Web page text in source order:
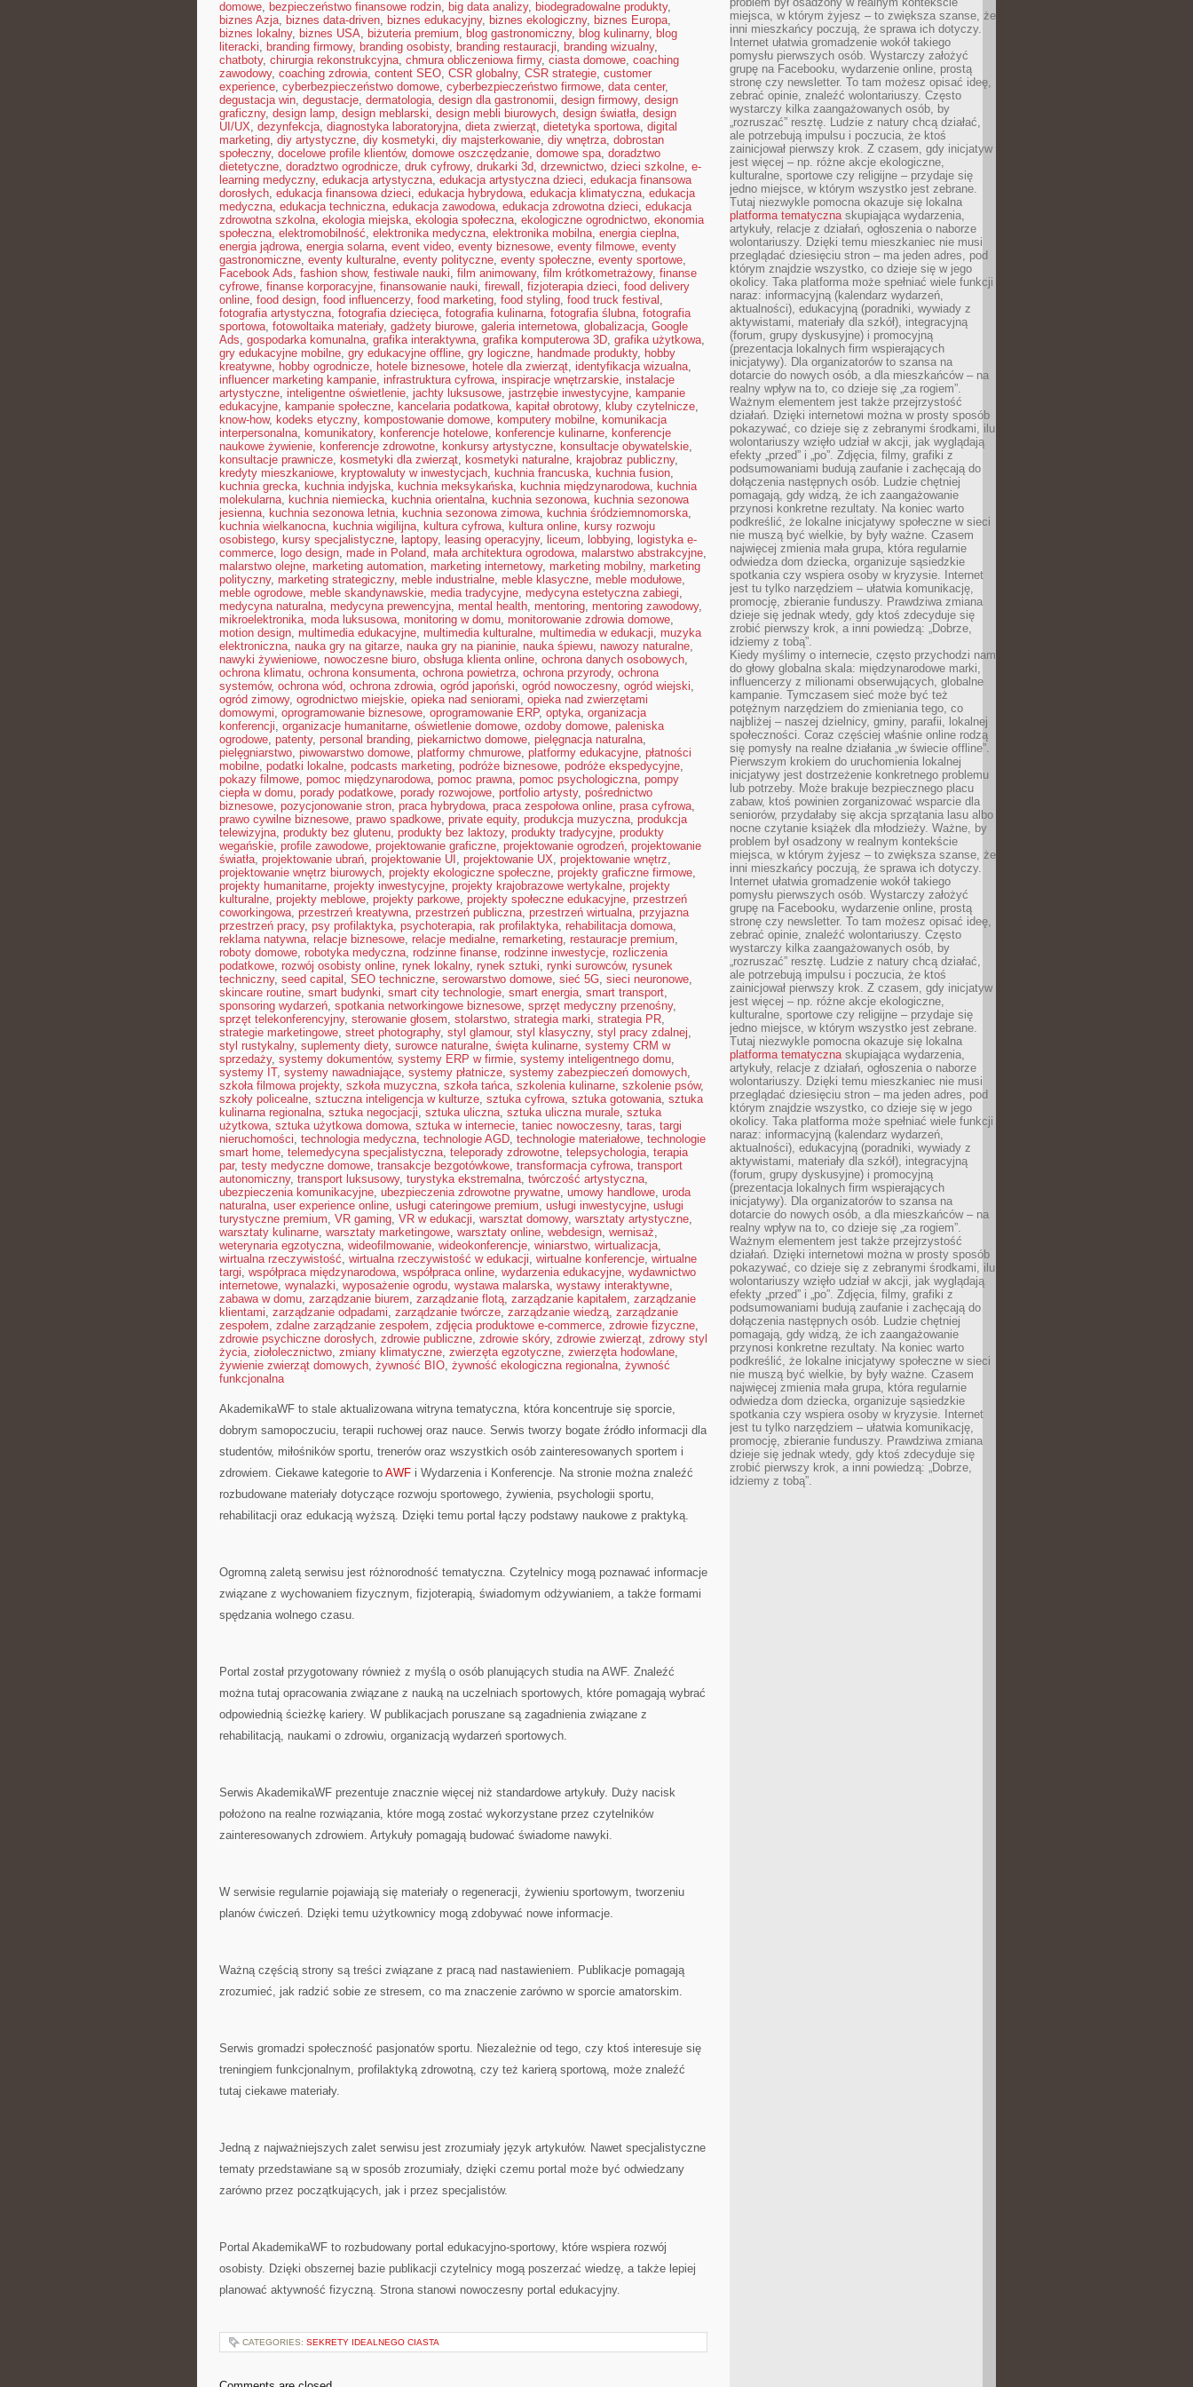
domowe, bezpieczeństwo finansowe rodzin, big data analizy, biodegradowalne produkty,
biznes Azja, biznes data-driven, biznes edukacyjny, biznes ekologiczny, biznes Europa,
biznes lokalny, biznes USA, biżuteria premium, blog gastronomiczny, blog kulinarny, blog
literacki, branding firmowy, branding osobisty, branding restauracji, branding wizualny,
chatboty, chirurgia rekonstrukcyjna, chmura obliczeniowa firmy, ciasta domowe, coaching
zawodowy, coaching zdrowia, content SEO, CSR globalny, CSR strategie, customer
experience, cyberbezpieczeństwo domowe, cyberbezpieczeństwo firmowe, data center,
degustacja win, degustacje, dermatologia, design dla gastronomii, design firmowy, design
graficzny, design lamp, design meblarski, design mebli biurowych, design światła, design
UI/UX, dezynfekcja, diagnostyka laboratoryjna, dieta zwierząt, dietetyka sportowa, digital
marketing, diy artystyczne, diy kosmetyki, diy majsterkowanie, diy wnętrza, dobrostan
społeczny, docelowe profile klientów, domowe oszczędzanie, domowe spa, doradztwo
dietetyczne, doradztwo ogrodnicze, druk cyfrowy, drukarki 3d, drzewnictwo, dzieci szkolne, e-
learning medyczny, edukacja artystyczna, edukacja artystyczna dzieci, edukacja finansowa
dorosłych, edukacja finansowa dzieci, edukacja hybrydowa, edukacja klimatyczna, edukacja
medyczna, edukacja techniczna, edukacja zawodowa, edukacja zdrowotna dzieci, edukacja
zdrowotna szkolna, ekologia miejska, ekologia społeczna, ekologiczne ogrodnictwo, ekonomia
społeczna, elektromobilność, elektronika medyczna, elektronika mobilna, energia cieplna,
energia jądrowa, energia solarna, event video, eventy biznesowe, eventy filmowe, eventy
gastronomiczne, eventy kulturalne, eventy polityczne, eventy społeczne, eventy sportowe,
Facebook Ads, fashion show, festiwale nauki, film animowany, film krótkometrażowy, finanse
cyfrowe, finanse korporacyjne, finansowanie nauki, firewall , fizjoterapia dzieci, food delivery
online, food design, food influencerzy, food marketing, food styling, food truck festival ,
fotografia artystyczna, fotografia dziecięca, fotografia kulinarna, fotografia ślubna, fotografia
sportowa, fotowoltaika materiały, gadżety biurowe, galeria internetowa, globalizacja, Google
Ads, gospodarka komunalna, grafika interaktywna, grafika komputerowa 3D, grafika użytkowa,
gry edukacyjne mobilne, gry edukacyjne offline, gry logiczne, handmade produkty, hobby
kreatywne, hobby ogrodnicze, hotele biznesowe, hotele dla zwierząt, identyfikacja wizualna,
influencer marketing kampanie, infrastruktura cyfrowa, inspiracje wnętrzarskie, instalacje
artystyczne, inteligentne oświetlenie, jachty luksusowe, jastrzębie inwestycyjne, kampanie
edukacyjne, kampanie społeczne, kancelaria podatkowa, kapitał obrotowy, kluby czytelnicze,
know-how, kodeks etyczny, kompostowanie domowe, komputery mobilne, komunikacja
interpersonalna, komunikatory, konferencje hotelowe, konferencje kulinarne, konferencje
naukowe żywienie, konferencje zdrowotne, konkursy artystyczne, konsultacje obywatelskie,
konsultacje prawnicze, kosmetyki dla zwierząt, kosmetyki naturalne, krajobraz publiczny,
kredyty mieszkaniowe, kryptowaluty w inwestycjach, kuchnia francuska, kuchnia fusion,
kuchnia grecka, kuchnia indyjska, kuchnia meksykańska, kuchnia międzynarodowa, kuchnia
molekularna, kuchnia niemiecka, kuchnia orientalna, kuchnia sezonowa, kuchnia sezonowa
jesienna, kuchnia sezonowa letnia, kuchnia sezonowa zimowa, kuchnia śródziemnomorska,
kuchnia wielkanocna, kuchnia wigilijna, kultura cyfrowa, kultura online, kursy rozwoju
osobistego, kursy specjalistyczne, laptopy, leasing operacyjny, liceum, lobbying, logistyka e-
commerce, logo design, made in Poland, mała architektura ogrodowa, malarstwo abstrakcyjne,
malarstwo olejne, marketing automation, marketing internetowy, marketing mobilny, marketing
polityczny, marketing strategiczny, meble industrialne, meble klasyczne, meble modułowe,
meble ogrodowe, meble skandynawskie, media tradycyjne, medycyna estetyczna zabiegi,
medycyna naturalna, medycyna prewencyjna, mental health, mentoring, mentoring zawodowy,
mikroelektronika, moda luksusowa, monitoring w domu, monitorowanie zdrowia domowe,
motion design, multimedia edukacyjne, multimedia kulturalne, multimedia w edukacji, muzyka
elektroniczna, nauka gry na gitarze, nauka gry na pianinie, nauka śpiewu, nawozy naturalne,
nawyki żywieniowe, nowoczesne biuro, obsługa klienta online, ochrona danych osobowych,
ochrona klimatu, ochrona konsumenta, ochrona powietrza, ochrona przyrody, ochrona
systemów, ochrona wód, ochrona zdrowia, ogród japoński, ogród nowoczesny, ogród wiejski,
ogród zimowy, ogrodnictwo miejskie, opieka nad seniorami, opieka nad zwierzętami
domowymi, oprogramowanie biznesowe, oprogramowanie ERP, optyka, organizacja
konferencji, organizacje humanitarne, oświetlenie domowe, ozdoby domowe, paleniska
ogrodowe, patenty, personal branding, piekarnictwo domowe, pielęgnacja naturalna,
pielęgniarstwo, piwowarstwo domowe, platformy chmurowe, platformy edukacyjne, płatności
mobilne, podatki lokalne, podcasts marketing, podróże biznesowe, podróże ekspedycyjne,
pokazy filmowe, pomoc międzynarodowa, pomoc prawna, pomoc psychologiczna, pompy
ciepła w domu, porady podatkowe, porady rozwojowe, portfolio artysty, pośrednictwo
biznesowe, pozycjonowanie stron, praca hybrydowa, praca zespołowa online, prasa cyfrowa,
prawo cywilne biznesowe, prawo spadkowe, private equity, produkcja muzyczna, produkcja
telewizyjna, produkty bez glutenu, produkty bez laktozy, produkty tradycyjne, produkty
wegańskie, profile zawodowe, projektowanie graficzne, projektowanie ogrodzeń, projektowanie
światła, projektowanie ubrań, projektowanie UI , projektowanie UX, projektowanie wnętrz,
projektowanie wnętrz biurowych, projekty ekologiczne społeczne, projekty graficzne firmowe,
projekty humanitarne, projekty inwestycyjne, projekty krajobrazowe wertykalne, projekty
kulturalne, projekty meblowe, projekty parkowe, projekty społeczne edukacyjne, przestrzeń
coworkingowa, przestrzeń kreatywna, przestrzeń publiczna, przestrzeń wirtualna, przyjazna
przestrzeń pracy, psy profilaktyka, psychoterapia, rak profilaktyka, rehabilitacja domowa,
reklama natywna, relacje biznesowe, relacje medialne, remarketing, restauracje premium,
roboty domowe, robotyka medyczna, rodzinne finanse, rodzinne inwestycje, rozliczenia
podatkowe, rozwój osobisty online, rynek lokalny, rynek sztuki, rynki surowców, rysunek
techniczny, seed capital , SEO techniczne, serowarstwo domowe, sieć 5G, sieci neuronowe,
skincare routine, smart budynki, smart city technologie, smart energia, smart transport,
sponsoring wydarzeń, spotkania networkingowe biznesowe, sprzęt medyczny przenośny,
sprzęt telekonferencyjny, sterowanie głosem, stolarstwo, strategia marki, strategia PR,
strategie marketingowe, street photography, styl glamour, styl klasyczny, styl pracy zdalnej,
styl rustykalny, suplementy diety, surowce naturalne, święta kulinarne, systemy CRM w
sprzedaży, systemy dokumentów, systemy ERP w firmie, systemy inteligentnego domu,
systemy IT, systemy nawadniające, systemy płatnicze, systemy zabezpieczeń domowych,
szkoła filmowa projekty, szkoła muzyczna, szkoła tańca, szkolenia kulinarne, szkolenie psów,
szkoły policealne, sztuczna inteligencja w kulturze, sztuka cyfrowa, sztuka gotowania, sztuka
kulinarna regionalna, sztuka negocjacji, sztuka uliczna, sztuka uliczna murale, sztuka
użytkowa, sztuka użytkowa domowa, sztuka w internecie, taniec nowoczesny, taras, targi
nieruchomości, technologia medyczna, technologie AGD, technologie materiałowe, technologie
smart home, telemedycyna specjalistyczna, teleporady zdrowotne, telepsychologia, terapia
par, testy medyczne domowe, transakcje bezgotówkowe, transformacja cyfrowa, transport
autonomiczny, transport luksusowy, turystyka ekstremalna, twórczość artystyczna,
ubezpieczenia komunikacyjne, ubezpieczenia zdrowotne prywatne, umowy handlowe, uroda
naturalna, user experience online, usługi cateringowe premium, usługi inwestycyjne, usługi
turystyczne premium, VR gaming, VR w edukacji, warsztat domowy, warsztaty artystyczne,
warsztaty kulinarne, warsztaty marketingowe, warsztaty online, webdesign, wernisaż,
weterynaria egzotyczna, wideofilmowanie, wideokonferencje, winiarstwo, wirtualizacja,
wirtualna rzeczywistość, wirtualna rzeczywistość w edukacji, wirtualne konferencje, wirtualne
targi, współpraca międzynarodowa, współpraca online, wydarzenia edukacyjne, wydawnictwo
internetowe, wynalazki, wyposażenie ogrodu, wystawa malarska, wystawy interaktywne,
zabawa w domu, zarządzanie biurem, zarządzanie flotą, zarządzanie kapitałem, zarządzanie
klientami, zarządzanie odpadami, zarządzanie twórcze, zarządzanie wiedzą, zarządzanie
zespołem, zdalne zarządzanie zespołem, zdjęcia produktowe e-commerce, zdrowie fizyczne,
zdrowie psychiczne dorosłych, zdrowie publiczne, zdrowie skóry, zdrowie zwierząt, zdrowy styl
życia, ziołolecznictwo, zmiany klimatyczne, zwierzęta egzotyczne, zwierzęta hodowlane,
żywienie zwierząt domowych, żywność BIO, żywność ekologiczna regionalna, żywność
funkcjonalna
AkademikaWF to stale aktualizowana witryna tematyczna, która koncentruje się sporcie,
dobrym samopoczuciu, terapii ruchowej oraz nauce. Serwis tworzy bogate źródło informacji dla
studentów, miłośników sportu, trenerów oraz wszystkich osób zainteresowanych sportem i
zdrowiem. Ciekawe kategorie to AWF i Wydarzenia i Konferencje. Na stronie można znaleźć
rozbudowane materiały dotyczące rozwoju sportowego, żywienia, psychologii sportu,
rehabilitacji oraz edukacją wyższą. Dzięki temu portal łączy podstawy naukowe z praktyką.
Ogromną zaletą serwisu jest różnorodność tematyczna. Czytelnicy mogą poznawać informacje
związane z wychowaniem fizycznym, fizjoterapią, świadomym odżywianiem, a także formami
spędzania wolnego czasu.
Portal został przygotowany również z myślą o osób planujących studia na AWF. Znaleźć
można tutaj opracowania związane z nauką na uczelniach sportowych, które pomagają wybrać
odpowiednią ścieżkę kariery. W publikacjach poruszane są zagadnienia związane z
rehabilitacją, naukami o zdrowiu, organizacją wydarzeń sportowych.
Serwis AkademikaWF prezentuje znacznie więcej niż standardowe artykuły. Duży nacisk
położono na realne rozwiązania, które mogą zostać wykorzystane przez czytelników
zainteresowanych zdrowiem. Artykuły pomagają budować świadome nawyki.
W serwisie regularnie pojawiają się materiały o regeneracji, żywieniu sportowym, tworzeniu
planów ćwiczeń. Dzięki temu użytkownicy mogą zdobywać nowe informacje.
Ważną częścią strony są treści związane z pracą nad nastawieniem. Publikacje pomagają
zrozumieć, jak radzić sobie ze stresem, co ma znaczenie zarówno w sporcie amatorskim.
Serwis gromadzi społeczność pasjonatów sportu. Niezależnie od tego, czy ktoś interesuje się
treningiem funkcjonalnym, profilaktyką zdrowotną, czy też karierą sportową, może znaleźć
tutaj ciekawe materiały.
Jedną z najważniejszych zalet serwisu jest zrozumiały język artykułów. Nawet specjalistyczne
tematy przedstawiane są w sposób zrozumiały, dzięki czemu portal może być odwiedzany
zarówno przez początkujących, jak i przez specjalistów.
Portal AkademikaWF to rozbudowany portal edukacyjno-sportowy, które wspiera rozwój
osobisty. Dzięki obszernej bazie publikacji czytelnicy mogą poszerzać wiedzę, a także lepiej
planować aktywność fizyczną. Strona stanowi nowoczesny portal edukacyjny.
CATEGORIES: SEKRETY IDEALNEGO CIASTA
miejsca, w którym żyjesz – to zwiększa szanse, że
inni mieszkańcy poczują, że sprawa ich dotyczy.
Internet ułatwia gromadzenie wokół takiego
pomysłu pierwszych osób. Wystarczy założyć
grupę na Facebooku, wydarzenie online, prostą
stronę czy newsletter. To tam możesz opisać ideę,
zebrać opinie, znaleźć wolontariuszy. Często
wystarczy kilka zaangażowanych osób, by
„rozruszać” resztę. Ludzie z natury chcą działać,
ale potrzebują impulsu i poczucia, że ktoś
zainicjował pierwszy krok. Z czasem, gdy inicjatyw
jest więcej – np. różne akcje ekologiczne,
kulturalne, sportowe czy religijne – przydaje się
jedno miejsce, w którym wszystko jest zebrane.
Tutaj niezwykle pomocna okazuje się lokalna
platforma tematycznaskupiająca wydarzenia,
artykuły, relacje z działań, ogłoszenia o naborze
wolontariuszy. Dzięki temu mieszkaniec nie musi
przeglądać dziesięciu stron – ma jeden adres, pod
którym znajdzie wszystko, co dzieje się w jego
okolicy. Taka platforma może spełniać wiele funkcji
naraz: informacyjną (kalendarz wydarzeń,
aktualności), edukacyjną (poradniki, wywiady z
aktywistami, materiały dla szkół), integracyjną
(forum, grupy dyskusyjne) i promocyjną
(prezentacja lokalnych firm wspierających
inicjatywy). Dla organizatorów to szansa na
dotarcie do nowych osób, a dla mieszkańców – na
realny wpływ na to, co dzieje się „za rogiem”.
Ważnym elementem jest także przejrzystość
działań. Dzięki internetowi można w prosty sposób
pokazywać, co dzieje się z zebranymi środkami, ilu
wolontariuszy wzięło udział w akcji, jak wyglądają
efekty „przed” i „po”. Zdjęcia, filmy, grafiki z
podsumowaniami budują zaufanie i zachęcają do
dołączenia następnych osób. Ludzie chętniej
pomagają, gdy widzą, że ich zaangażowanie
przynosi konkretne rezultaty. Na koniec warto
podkreślić, że lokalne inicjatywy społeczne w sieci
nie muszą być wielkie, by były ważne. Czasem
najwięcej zmienia mała grupa, która regularnie
odwiedza dom dziecka, organizuje sąsiedzkie
spotkania czy wspiera osoby w kryzysie. Internet
jest tu tylko narzędziem – ułatwia komunikację,
promocję, zbieranie funduszy. Prawdziwa zmiana
dzieje się jednak wtedy, gdy ktoś zdecyduje się
zrobić pierwszy krok, a inni powiedzą: „Dobrze,
idziemy z tobą”.
Kiedy myślimy o internecie, często przychodzi nam
do głowy globalna skala: międzynarodowe marki,
influencerzy z milionami obserwujących, globalne
kampanie. Tymczasem sieć może być też
potężnym narzędziem do zmieniania tego, co
najbliżej – naszej dzielnicy, gminy, parafii, lokalnej
społeczności. Coraz częściej właśnie online rodzą
się pomysły na realne działania „w świecie offline”.
Pierwszym krokiem do uruchomienia lokalnej
inicjatywy jest dostrzeżenie konkretnego problemu
lub potrzeby. Może brakuje bezpiecznego placu
zabaw, ktoś powinien zorganizować wsparcie dla
seniorów, przydałaby się akcja sprzątania lasu albo
nocne czytanie książek dla młodzieży. Ważne, by
problem był osadzony w realnym kontekście
miejsca, w którym żyjesz – to zwiększa szanse, że
inni mieszkańcy poczują, że sprawa ich dotyczy.
Internet ułatwia gromadzenie wokół takiego
pomysłu pierwszych osób. Wystarczy założyć
grupę na Facebooku, wydarzenie online, prostą
stronę czy newsletter. To tam możesz opisać ideę,
zebrać opinie, znaleźć wolontariuszy. Często
wystarczy kilka zaangażowanych osób, by
„rozruszać” resztę. Ludzie z natury chcą działać,
ale potrzebują impulsu i poczucia, że ktoś
zainicjował pierwszy krok. Z czasem, gdy inicjatyw
jest więcej – np. różne akcje ekologiczne,
kulturalne, sportowe czy religijne – przydaje się
jedno miejsce, w którym wszystko jest zebrane.
Tutaj niezwykle pomocna okazuje się lokalna
platforma tematycznaskupiająca wydarzenia,
artykuły, relacje z działań, ogłoszenia o naborze
wolontariuszy. Dzięki temu mieszkaniec nie musi
przeglądać dziesięciu stron – ma jeden adres, pod
którym znajdzie wszystko, co dzieje się w jego
okolicy. Taka platforma może spełniać wiele funkcji
naraz: informacyjną (kalendarz wydarzeń,
aktualności), edukacyjną (poradniki, wywiady z
aktywistami, materiały dla szkół), integracyjną
(forum, grupy dyskusyjne) i promocyjną
(prezentacja lokalnych firm wspierających
inicjatywy). Dla organizatorów to szansa na
dotarcie do nowych osób, a dla mieszkańców – na
realny wpływ na to, co dzieje się „za rogiem”.
Ważnym elementem jest także przejrzystość
działań. Dzięki internetowi można w prosty sposób
pokazywać, co dzieje się z zebranymi środkami, ilu
wolontariuszy wzięło udział w akcji, jak wyglądają
efekty „przed” i „po”. Zdjęcia, filmy, grafiki z
podsumowaniami budują zaufanie i zachęcają do
dołączenia następnych osób. Ludzie chętniej
pomagają, gdy widzą, że ich zaangażowanie
przynosi konkretne rezultaty. Na koniec warto
podkreślić, że lokalne inicjatywy społeczne w sieci
nie muszą być wielkie, by były ważne. Czasem
najwięcej zmienia mała grupa, która regularnie
odwiedza dom dziecka, organizuje sąsiedzkie
spotkania czy wspiera osoby w kryzysie. Internet
jest tu tylko narzędziem – ułatwia komunikację,
promocję, zbieranie funduszy. Prawdziwa zmiana
dzieje się jednak wtedy, gdy ktoś zdecyduje się
zrobić pierwszy krok, a inni powiedzą: „Dobrze,
idziemy z tobą”.